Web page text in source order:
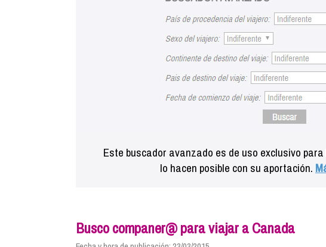
Este buscador avanzado es de uso exclusivo
lo hacen posible con su aportación.
Busco companer@ para viajar a Canada